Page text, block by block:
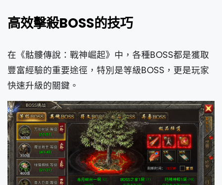
高效擊殺BOSS的技巧
在《骷髏傳說：戰神崛起》中，各種BOSS都是獲取
豐富經驗的重要途徑，特別是等級BOSS，更是玩家
快速升級的關鍵。